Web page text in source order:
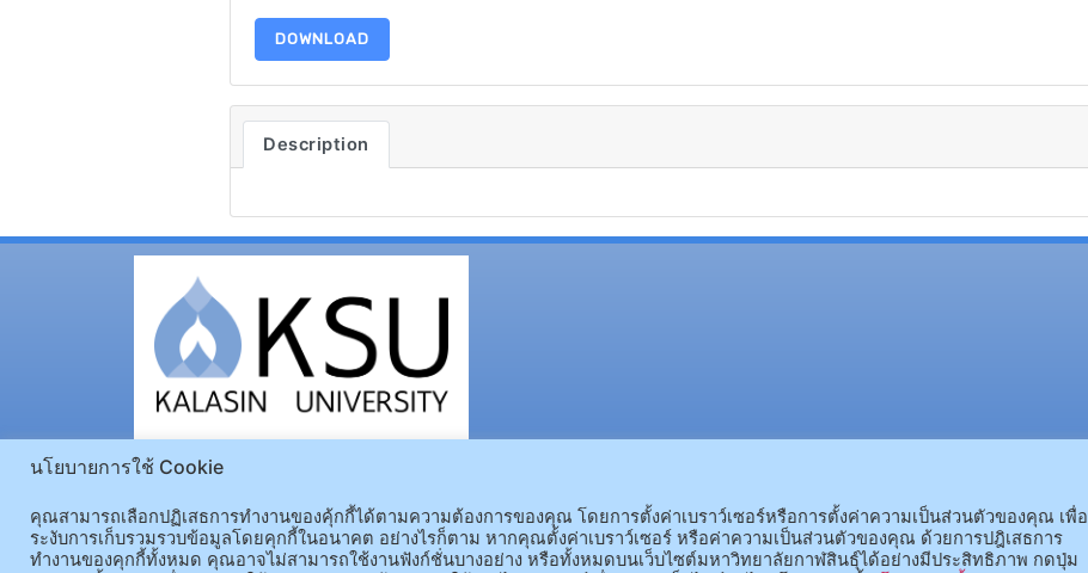
DOWNLOAD
Description
นโยบายการใช้ Cookie
คุณสามารถเลือกปฏิเสธการทำงานของคุ้กกี้ได้ตามความต้องการของคุณ โดยการตั้งค่าเบราว์เซอร์หรือการตั้งค่าความเป็นส่วนตัวของคุณ เพื่อ
ระงับการเก็บรวมรวบข้อมูลโดยคุกกี้ในอนาคต อย่างไรก็ตาม หากคุณตั้งค่าเบราว์เซอร์ หรือค่าความเป็นส่วนตัวของคุณ ด้วยการปฎิเสธการ
ทำงานของคุกกี้ทั้งหมด คุณอาจไม่สามารถใช้งานฟังก์ชั่นบางอย่าง หรือทั้งหมดบนเว็บไซต์มหาวิทยาลัยกาฬสินธุ์ได้อย่างมีประสิทธิภาพ กดปุ่ม